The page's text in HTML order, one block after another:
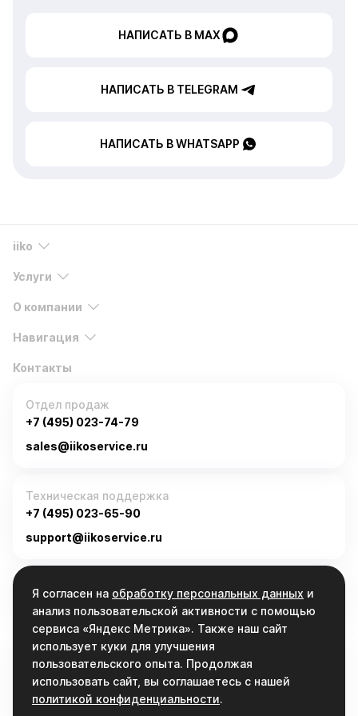
НАПИСАТЬ В MAX
НАПИСАТЬ В TELEGRAM
НАПИСАТЬ В WHATSAPP
iiko
Услуги
О компании
Навигация
Контакты
Отдел продаж
+7 (495) 023-74-79
sales@iikoservice.ru
Техническая поддержка
+7 (495) 023-65-90
support@iikoservice.ru
График работы
Пн-Пт, 9:00 - 19:00
Связаться
info@iikoservice.ru
НАПИСАТЬ НАМ
Я согласен на обработку персональных данных и
анализ пользовательской активности с помощью
сервиса «Яндекс Метрика». Также наш сайт
использует куки для улучшения
пользовательского опыта. Продолжая
использовать сайт, вы соглашаетесь с нашей
политикой конфиденциальности.